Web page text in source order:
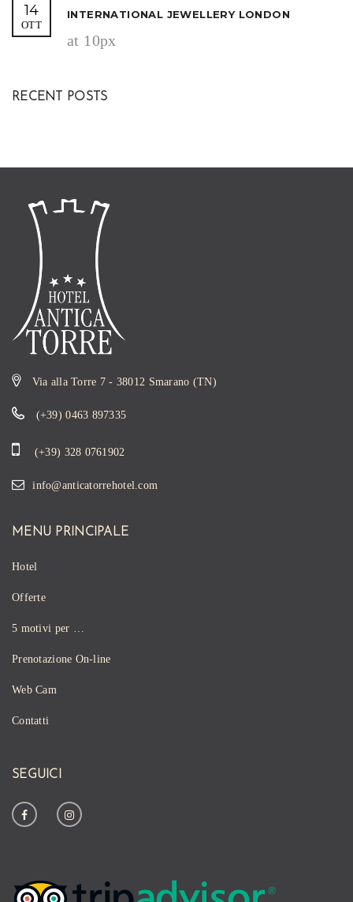
14
OTT
INTERNATIONAL JEWELLERY LONDON
at 10px
RECENT POSTS
Via alla Torre 7 - 38012 Smarano (TN)
(+39) 0463 897335
(+39) 328 0761902
info@anticatorrehotel.com
MENU PRINCIPALE
Hotel
Offerte
5 motivi per …
Prenotazione On-line
Web Cam
Contatti
SEGUICI